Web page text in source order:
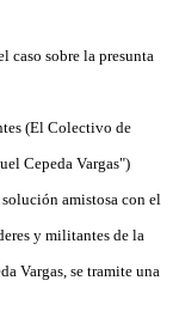
caso sobre la presunta
(El Colectivo de
Cepeda Vargas")
amistosa con el
y militantes de la
Vargas, se tramite una